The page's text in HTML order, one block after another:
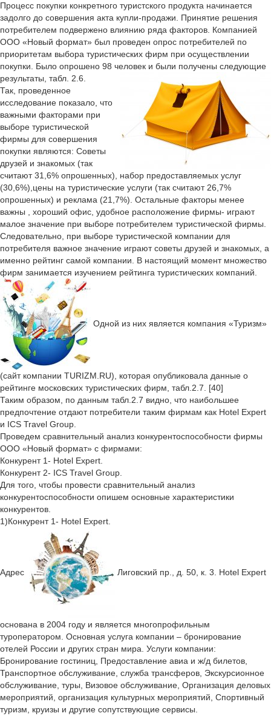
Процесс покупки конкретного туристского продукта начинается
задолго до совершения акта купли-продажи. Принятие решения
потребителем подвержено влиянию ряда факторов. Компанией
ООО «Новый формат» был проведен опрос потребителей по
приоритетам выбора туристических фирм при осуществлении
покупки. Было опрошено 98 человек и были получены следующие
результаты, табл. 2.6.
Так, проведенное
исследование показало, что
важными факторами при
выборе туристической
фирмы для совершения
покупки являются: Советы
друзей и знакомых (так
считают 31,6% опрошенных), набор предоставляемых услуг
(30,6%),цены на туристические услуги (так считают 26,7%
опрошенных) и реклама (21,7%). Остальные факторы менее
важны , хороший офис, удобное расположение фирмы- играют
малое значение при выборе потребителем туристической фирмы.
Следовательно, при выборе туристической компании для
потребителя важное значение играют советы друзей и знакомых, а
именно рейтинг самой компании. В настоящий момент множество
фирм занимается изучением рейтинга туристических компаний.
Одной из них является компания «Туризм»
(сайт компании TURIZM.RU), которая опубликовала данные о
рейтинге московских туристических фирм, табл.2.7. [40]
Таким образом, по данным табл.2.7 видно, что наибольшее
предпочтение отдают потребители таким фирмам как Hotel Expert
и ICS Travel Group.
Проведем сравнительный анализ конкурентоспособности фирмы
ООО «Новый формат» с фирмами:
Конкурент 1- Hotel Expert.
Конкурент 2- ICS Travel Group.
Для того, чтобы провести сравнительный анализ
конкурентоспособности опишем основные характеристики
конкурентов.
1)Конкурент 1- Hotel Expert.
Адрес Лиговский пр., д. 50, к. 3. Hotel Expert
основана в 2004 году и является многопрофильным
туроператором. Основная услуга компании – бронирование
отелей России и других стран мира. Услуги компании:
Бронирование гостиниц, Предоставление авиа и ж/д билетов,
Транспортное обслуживание, служба трансферов, Экскурсионное
обслуживание, туры, Визовое обслуживание, Организация деловых
мероприятий, организация культурных мероприятий, Спортивный
туризм, круизы и другие сопутствующие сервисы.